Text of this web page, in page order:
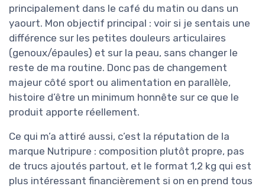
principalement dans le café du matin ou dans un
yaourt. Mon objectif principal : voir si je sentais une
différence sur les petites douleurs articulaires
(genoux/épaules) et sur la peau, sans changer le
reste de ma routine. Donc pas de changement
majeur côté sport ou alimentation en parallèle,
histoire d’être un minimum honnête sur ce que le
produit apporte réellement.
Ce qui m’a attiré aussi, c’est la réputation de la
marque Nutripure : composition plutôt propre, pas
de trucs ajoutés partout, et le format 1,2 kg qui est
plus intéressant financièrement si on en prend tous